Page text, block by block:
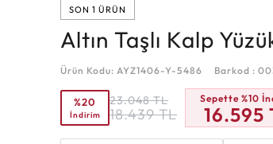
SON 1 ÜRÜN
Altın Taşlı Kalp
Ürün Kodu: AYZ1406-Y-5486 Barkod :
%20
İndirim
23.048 TL
18.439 TL
Sepette %10
16.595